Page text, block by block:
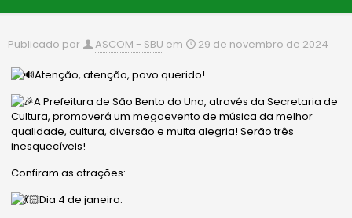
Publicado por ASCOM - SBU em 29 de novembro de 2024
Atenção, atenção, povo querido!
A Prefeitura de São Bento do Una, através da Secretaria de
Cultura, promoverá um megaevento de música da melhor
qualidade, cultura, diversão e muita alegria! Serão três
inesquecíveis!
Confiram as atrações:
Dia 4 de janeiro: